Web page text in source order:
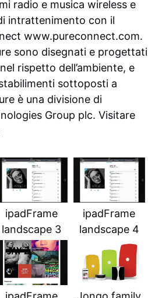
radio e musica wireless e
intrattenimento con il
www.pureconnect.com.
sono disegnati e progettati
rispetto dell’ambiente, e
sottoposti a
è una divisione di
Group plc. Visitare
ipadFrame
landscape 3
ipadFrame
landscape 4